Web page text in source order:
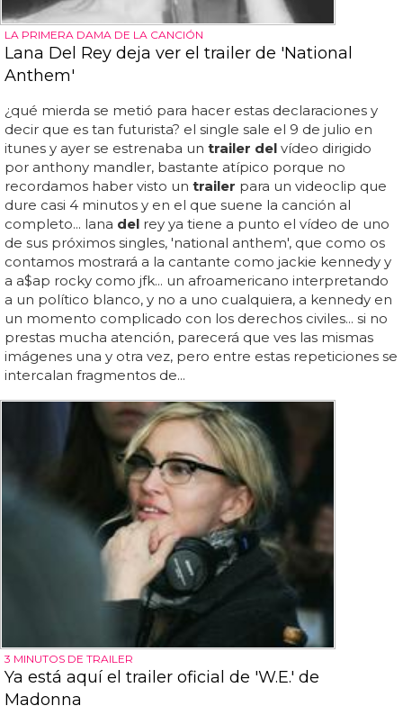
LA PRIMERA DAMA DE LA CANCIÓN
Lana Del Rey deja ver el trailer de 'National
Anthem'
¿qué mierda se metió para hacer estas declaraciones y
decir que es tan futurista? el single sale el 9 de julio en
itunes y ayer se estrenaba un trailer del vídeo dirigido
por anthony mandler, bastante atípico porque no
recordamos haber visto un trailer para un videoclip que
dure casi 4 minutos y en el que suene la canción al
completo... lana del rey ya tiene a punto el vídeo de uno
de sus próximos singles, 'national anthem', que como os
contamos mostrará a la cantante como jackie kennedy y
a a$ap rocky como jfk... un afroamericano interpretando
a un político blanco, y no a uno cualquiera, a kennedy en
un momento complicado con los derechos civiles... si no
prestas mucha atención, parecerá que ves las mismas
imágenes una y otra vez, pero entre estas repeticiones se
intercalan fragmentos de...
3 MINUTOS DE TRAILER
Ya está aquí el trailer oficial de 'W.E.' de
Madonna